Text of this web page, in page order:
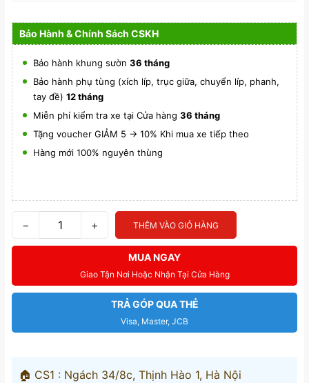
Bảo Hành & Chính Sách CSKH
Bảo hành khung sườn 36 tháng
Bảo hành phụ tùng (xích líp, trục giữa, chuyển líp, phanh,
tay đề) 12 tháng
Miễn phí kiểm tra xe tại Cửa hàng 36 tháng
Tặng voucher GIẢM 5 -> 10% Khi mua xe tiếp theo
Hàng mới 100% nguyên thùng
− + THÊM VÀO GIỎ HÀNG
MUA NGAY
Giao Tận Nơi Hoặc Nhận Tại Cửa Hàng
TRẢ GÓP QUA THẺ
Visa, Master, JCB
🏠 CS1 : Ngách 34/8c, Thịnh Hào 1, Hà Nội